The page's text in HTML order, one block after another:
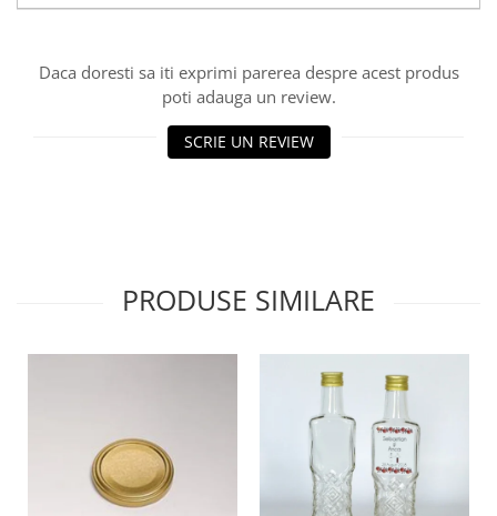
Daca doresti sa iti exprimi parerea despre acest produs
poti adauga un review.
SCRIE UN REVIEW
PRODUSE SIMILARE